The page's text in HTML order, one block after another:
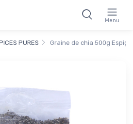
Menu
PURES Graine de chia 500g Espig